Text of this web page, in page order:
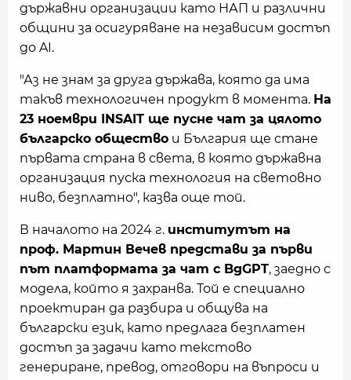
държавни организации като НАП и различни
общини за осигуряване на независим достъп
до AI.
"Аз не знам за друга държава, която да има
такъв технологичен продукт в момента. На
23 ноември INSAIT ще пусне чат за цялото
българско общество и България ще стане
първата страна в света, в която държавна
организация пуска технология на световно
ниво, безплатно", казва още той.
В началото на 2024 г. институтът на
проф. Мартин Вечев представи за първи
път платформата за чат с BgGPT, заедно с
модела, който я захранва. Той е специално
проектиран да разбира и общува на
български език, като предлага безплатен
достъп за задачи като текстово
генериране, превод, отговори на въпроси и